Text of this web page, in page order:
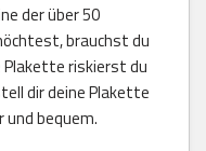
der über 50
brauchst du
riskierst du
dir deine Plakette
und bequem.